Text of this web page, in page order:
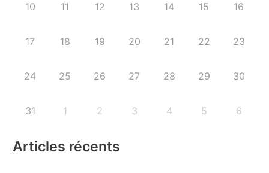
10 11 12 13 14 15 16
17 18 19 20 21 22 23
24 25 26 27 28 29 30
31 1 2 3 4 5 6
Articles récents